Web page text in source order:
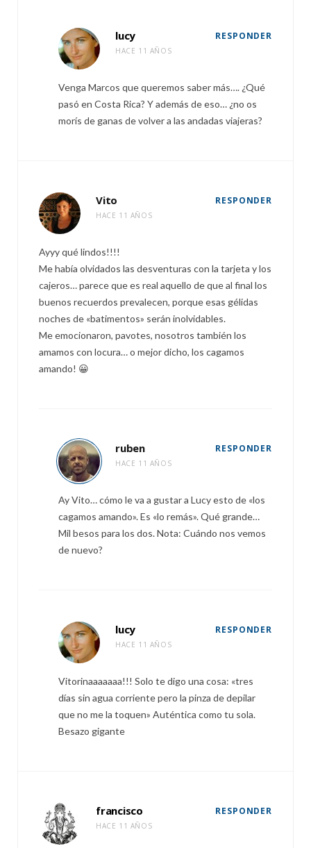
lucy
HACE 11 AÑOS
RESPONDER
Venga Marcos que queremos saber más…. ¿Qué
pasó en Costa Rica? Y además de eso… ¿no os
morís de ganas de volver a las andadas viajeras?
Vito
HACE 11 AÑOS
RESPONDER
Ayyy qué lindos!!!!
Me había olvidados las desventuras con la tarjeta y los
cajeros… parece que es real aquello de que al final los
buenos recuerdos prevalecen, porque esas gélidas
noches de «batimentos» serán inolvidables.
Me emocionaron, pavotes, nosotros también los
amamos con locura… o mejor dicho, los cagamos
amando! 😀
ruben
HACE 11 AÑOS
RESPONDER
Ay Vito… cómo le va a gustar a Lucy esto de «los
cagamos amando». Es «lo remás». Qué grande…
Mil besos para los dos. Nota: Cuándo nos vemos
de nuevo?
lucy
HACE 11 AÑOS
RESPONDER
Vitorinaaaaaaa!!! Solo te digo una cosa: «tres
días sin agua corriente pero la pinza de depilar
que no me la toquen» Auténtica como tu sola.
Besazo gigante
francisco
HACE 11 AÑOS
RESPONDER